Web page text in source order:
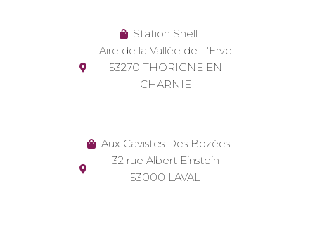
Station Shell
Aire de la Vallée de L'Erve
53270 THORIGNE EN
CHARNIE
Aux Cavistes Des Bozées
32 rue Albert Einstein
53000 LAVAL